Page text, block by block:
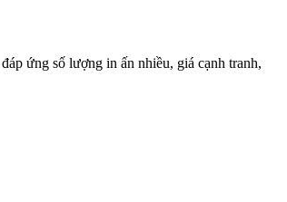
ứng số lượng in ấn nhiều, giá cạnh tranh,